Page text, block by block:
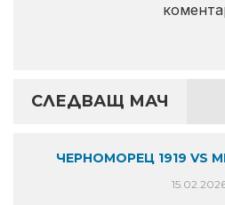
СЛЕДВАЩ МАЧ
ЧЕРНОМОРЕЦ 1919 VS